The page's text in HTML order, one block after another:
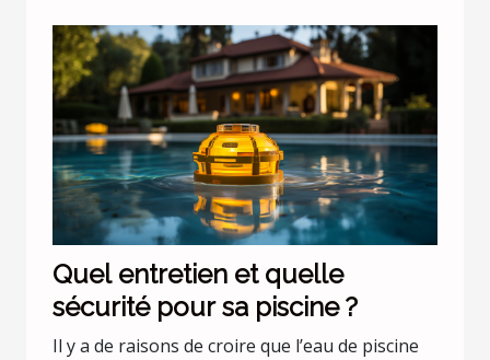
Quel entretien et quelle
sécurité pour sa piscine ?
Il y a de raisons de croire que l’eau de piscine